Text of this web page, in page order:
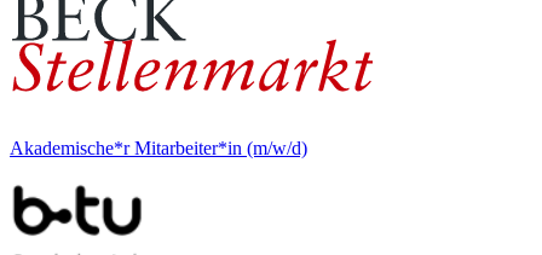
Akademische*r Mitarbeiter*in (m/w/d)